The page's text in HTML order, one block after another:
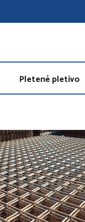
Pletené pletivo